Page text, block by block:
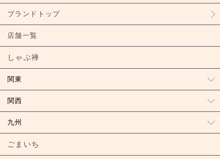
ブランドトップ
店舗一覧
しゃぶ禅
関東
関西
九州
ごまいち